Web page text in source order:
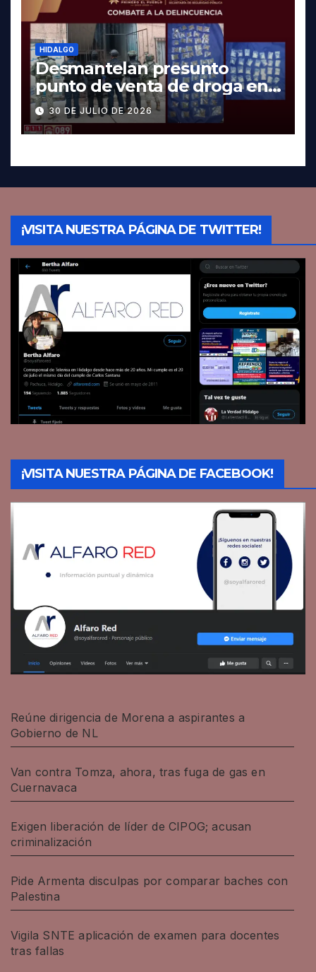
HIDALGO
Desmantelan presunto
punto de venta de droga en
Pachuca; hay dos detenidos
30 DE JULIO DE 2026
¡VISITA NUESTRA PÁGINA DE TWITTER!
¡VISITA NUESTRA PÁGINA DE FACEBOOK!
Reúne dirigencia de Morena a aspirantes a
Gobierno de NL
Van contra Tomza, ahora, tras fuga de gas en
Cuernavaca
Exigen liberación de líder de CIPOG; acusan
criminalización
Pide Armenta disculpas por comparar baches con
Palestina
Vigila SNTE aplicación de examen para docentes
tras fallas